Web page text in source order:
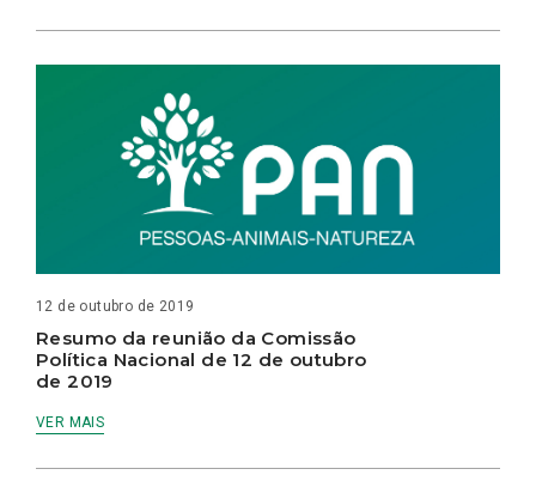
12 de outubro de 2019
Resumo da reunião da Comissão
Política Nacional de 12 de outubro
de 2019
VER MAIS